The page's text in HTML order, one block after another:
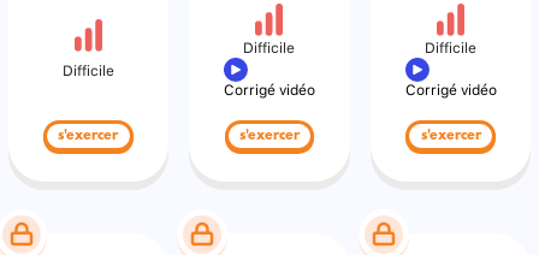
Difficile
s'exercer
Difficile
Corrigé vidéo
s'exercer
Difficile
Corrigé vidéo
s'exercer